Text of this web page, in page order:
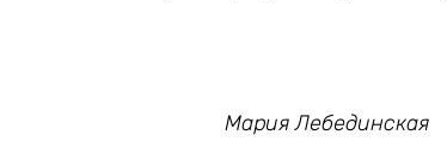
Мария Лебединская